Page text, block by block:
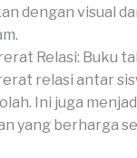
dengan visual
Relasi: Buku
relasi antar
Ini juga
yang berharga